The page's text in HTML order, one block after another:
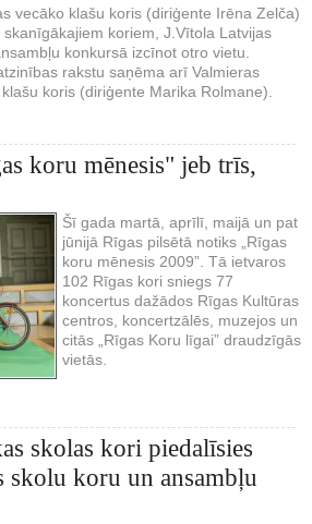
vecāko klašu koris (diriģente Irēna Zelča)
koriem, J.Vītola Latvijas
konkursā izcīnot otro vietu.
rakstu saņēma arī Valmieras
koris (diriģente Marika Rolmane).
koru mēnesis" jeb trīs,
Šī gada martā, aprīlī, maijā un pat
jūnijā Rīgas pilsētā notiks „Rīgas
koru mēnesis 2009”. Tā ietvaros
102 Rīgas kori sniegs 77
koncertus dažādos Rīgas Kultūras
centros, koncertzālēs, muzejos un
citās „Rīgas Koru līgai” draudzīgās
vietās.
skolas kori piedalīsies
skolu koru un ansambļu